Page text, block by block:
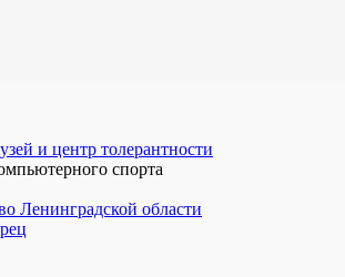
и центр толерантности
спорта
Ленинградской области